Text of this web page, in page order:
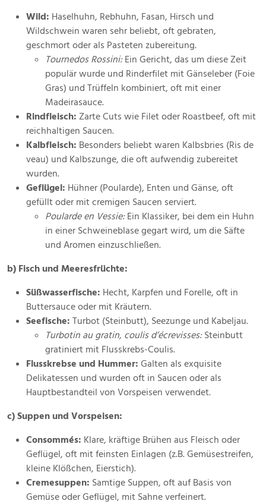
Wild: Haselhuhn, Rebhuhn, Fasan, Hirsch und
Wildschwein waren sehr beliebt, oft gebraten,
geschmort oder als Pasteten zubereitung.
Tournedos Rossini:Ein Gericht, das um diese Zeit
populär wurde und Rinderfilet mit Gänseleber (Foie
Gras) und Trüffeln kombiniert, oft mit einer
Madeirasauce.
Rindfleisch: Zarte Cuts wie Filet oder Roastbeef, oft mit
reichhaltigen Saucen.
Kalbfleisch: Besonders beliebt waren Kalbsbries (Ris de
veau) und Kalbszunge, die oft aufwendig zubereitet
wurden.
Geflügel: Hühner (Poularde), Enten und Gänse, oft
gefüllt oder mit cremigen Saucen serviert.
Poularde en Vessie:Ein Klassiker, bei dem ein Huhn
in einer Schweineblase gegart wird, um die Säfte
und Aromen einzuschließen.
b) Fisch und Meeresfrüchte:
Süßwasserfische: Hecht, Karpfen und Forelle, oft in
Buttersauce oder mit Kräutern.
Seefische: Turbot (Steinbutt), Seezunge und Kabeljau.
Turbotin au gratin, coulis d’écrevisses:Steinbutt
gratiniert mit Flusskrebs-Coulis.
Flusskrebse und Hummer: Galten als exquisite
Delikatessen und wurden oft in Saucen oder als
Hauptbestandteil von Vorspeisen verwendet.
c) Suppen und Vorspeisen:
Consommés: Klare, kräftige Brühen aus Fleisch oder
Geflügel, oft mit feinsten Einlagen (z.B. Gemüsestreifen,
kleine Klößchen, Eierstich).
Cremesuppen: Samtige Suppen, oft auf Basis von
Gemüse oder Geflügel, mit Sahne verfeinert.